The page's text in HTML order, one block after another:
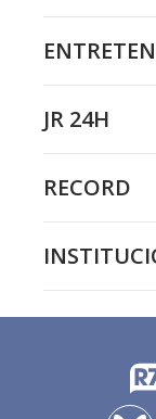
JR 24H
RECORD